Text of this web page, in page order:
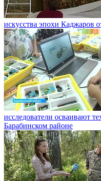
искусства эпохи Каджаров
исследователи осваивают
Барабинском районе